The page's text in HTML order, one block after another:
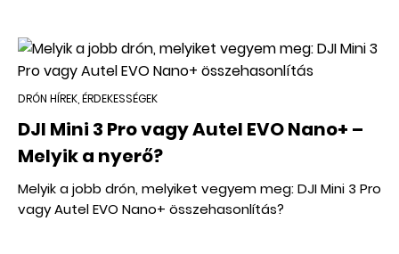
DRÓN HÍREK, ÉRDEKESSÉGEK
DJI Mini 3 Pro vagy Autel EVO Nano+ –
Melyik a nyerő?
Melyik a jobb drón, melyiket vegyem meg: DJI Mini 3 Pro
vagy Autel EVO Nano+ összehasonlítás?